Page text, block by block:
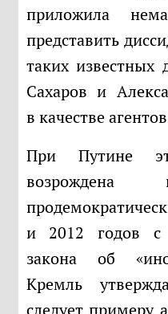
приложила
представить
таких известных
Сахаров и
в качестве
При Путине эта практика была
возрождена
и 2012 годов с
закона об
Кремль
следует примеру